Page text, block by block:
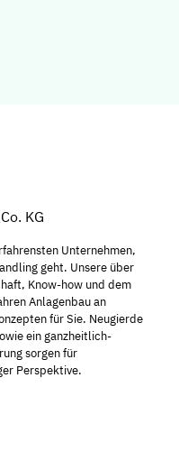
KG
Unternehmen,
geht. Unsere über
Know-how und dem
Anlagenbau an
für Sie. Neugierde
ein ganzheitlich-
sorgen für
Perspektive.